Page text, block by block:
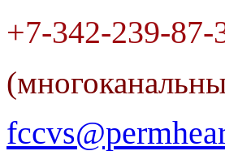
+7-342-239-87-